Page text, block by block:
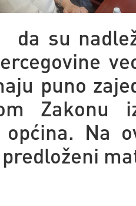
da su
puno
Zakonu
općina. Na